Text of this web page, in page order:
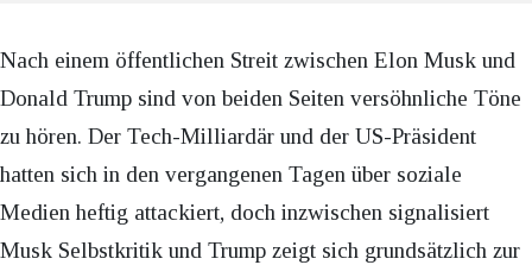
Nach einem öffentlichen Streit zwischen Elon Musk und
Donald Trump sind von beiden Seiten versöhnliche Töne
zu hören. Der Tech-Milliardär und der US-Präsident
hatten sich in den vergangenen Tagen über soziale
Medien heftig attackiert, doch inzwischen signalisiert
Musk Selbstkritik und Trump zeigt sich grundsätzlich zur